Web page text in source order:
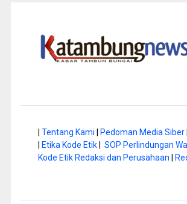
Tentang Kami Pedoman Media Siber|
Etika Kode Etik| SOP Perlindungan
Kode Etik Redaksi dan Perusahaan